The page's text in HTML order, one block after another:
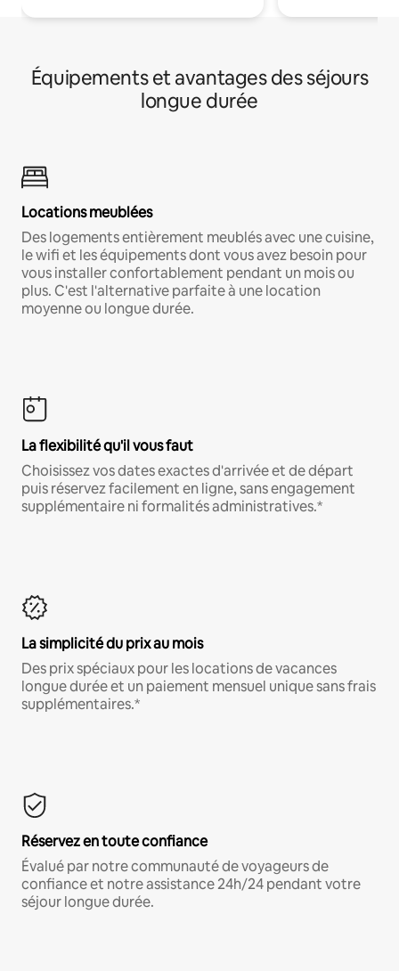
Équipements et avantages des séjours
longue durée
Locations meublées
Des logements entièrement meublés avec une cuisine,
le wifi et les équipements dont vous avez besoin pour
vous installer confortablement pendant un mois ou
plus. C'est l'alternative parfaite à une location
moyenne ou longue durée.
La flexibilité qu'il vous faut
Choisissez vos dates exactes d'arrivée et de départ
puis réservez facilement en ligne, sans engagement
supplémentaire ni formalités administratives.*
La simplicité du prix au mois
Des prix spéciaux pour les locations de vacances
longue durée et un paiement mensuel unique sans frais
supplémentaires.*
Réservez en toute confiance
Évalué par notre communauté de voyageurs de
confiance et notre assistance 24h/24 pendant votre
séjour longue durée.